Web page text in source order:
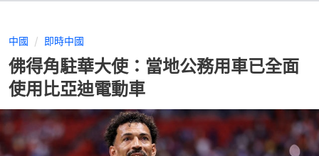
中國 即時中國
佛得角駐華大使：當地公務用車已全面
使用比亞迪電動車